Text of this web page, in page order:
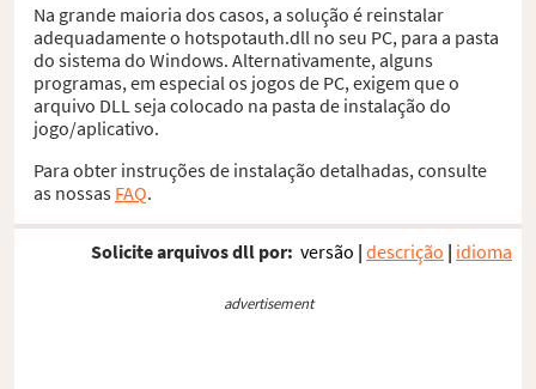
Na grande maioria dos casos, a solução é reinstalar
adequadamente o hotspotauth.dll no seu PC, para a pasta
do sistema do Windows. Alternativamente, alguns
programas, em especial os jogos de PC, exigem que o
arquivo DLL seja colocado na pasta de instalação do
jogo/aplicativo.
Para obter instruções de instalação detalhadas, consulte
as nossas FAQ.
Solicite arquivos dll por: versão | descrição | idioma
advertisement